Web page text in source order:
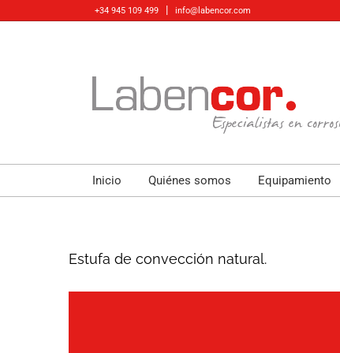
+34 945 109 499 | info@labencor.com
Inicio Quiénes somos Equipamiento
Estufa de convección natural.